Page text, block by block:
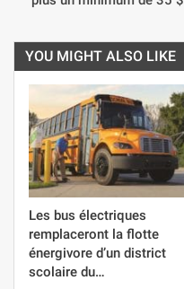
YOU MIGHT ALSO LIKE
Les bus électriques
remplaceront la flotte
énergivore d’un district
scolaire du…